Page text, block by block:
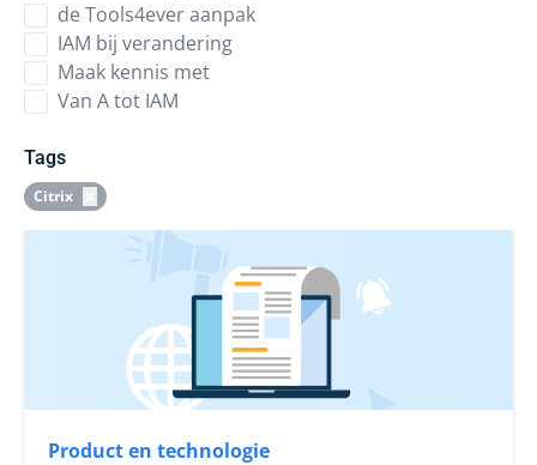
de Tools4ever aanpak
IAM bij verandering
Maak kennis met
Van A tot IAM
Tags
Citrix
Product en technologie